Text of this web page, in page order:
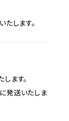
します。
ます。
発送いたしま